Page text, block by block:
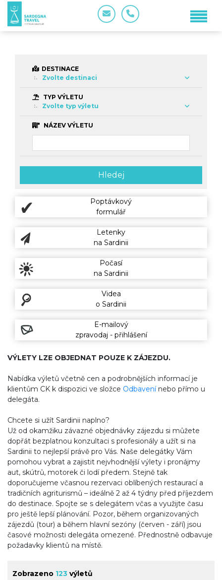
DESTINACE
Zvolte destinaci
TYP VÝLETU
Zvolte typ výletu
NÁZEV VÝLETU
Hledej
Poptávkový
formulář
Letenky
na Sardinii
Počasí
na Sardinii
Videa
o Sardinii
E-mailový
zpravodaj - přihlášení
VÝLETY LZE OBJEDNAT POUZE K ZÁJEZDU.
Nabídka výletů včetně cen a podrobnějších informací je
klientům CK k dispozici ve složce Odbavenínebo přímo u
delegáta.
Chcete si užít Sardinii naplno?
Už od okamžiku závazné objednávky zájezdu si můžete
dopřát bezplatnou konzultaci s profesionály a užít si na
Sardinii to nejlepší právě pro Vás. Naše delegátky Vám
pomohou vybrat a zajistit nejvhodnější výlety i pronájmy
aut, skútrů, motorek či lodí předem. Stejně tak
doporučujeme včasnou rezervaci oblíbených restaurací a
tradičních agriturismů – ideálně 2 až 4 týdny před příjezdem
do destinace. Spojte se s delegátem včas a využijte času
pro ještě lepší plánování. Pozor, během organizovaných
zájezdů (tour) a během hlavní sezóny (červen - září) jsou
časové možnosti delegáta omezené. Přednostně odbavuje
požadavky klientů na místě.
Zobrazeno 123 výletů